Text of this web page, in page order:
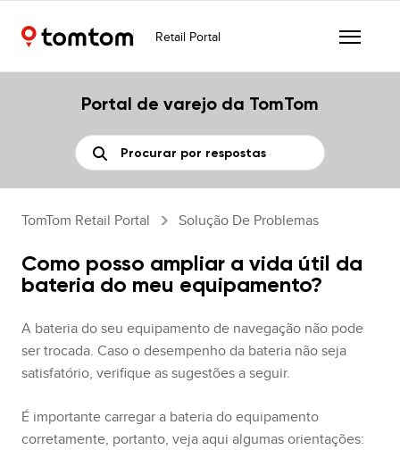
Retail Portal
Portal de varejo da TomTom
TomTom Retail Portal Solução De Problemas
Como posso ampliar a vida útil da
bateria do meu equipamento?
A bateria do seu equipamento de navegação não pode
ser trocada. Caso o desempenho da bateria não seja
satisfatório, verifique as sugestões a seguir.
É importante carregar a bateria do equipamento
corretamente, portanto, veja aqui algumas orientações: